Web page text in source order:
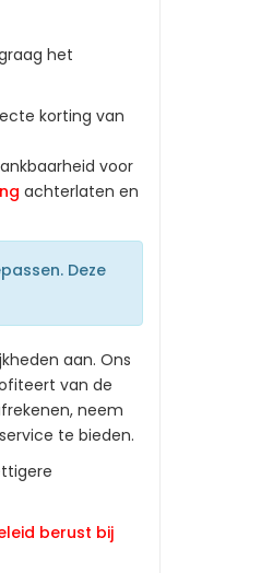
het
korting van
voor
achterlaten en
Deze
aan. Ons
van de
neem
te bieden.
berust bij